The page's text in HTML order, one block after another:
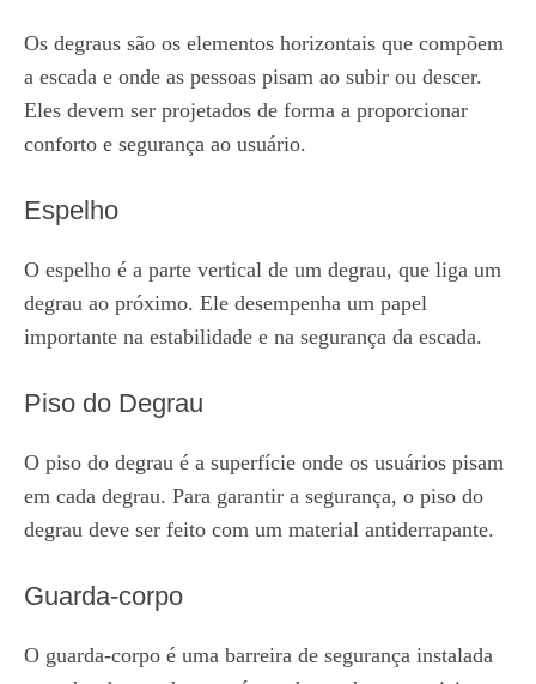
Os degraus são os elementos horizontais que compõem
a escada e onde as pessoas pisam ao subir ou descer.
Eles devem ser projetados de forma a proporcionar
conforto e segurança ao usuário.
Espelho
O espelho é a parte vertical de um degrau, que liga um
degrau ao próximo. Ele desempenha um papel
importante na estabilidade e na segurança da escada.
Piso do Degrau
O piso do degrau é a superfície onde os usuários pisam
em cada degrau. Para garantir a segurança, o piso do
degrau deve ser feito com um material antiderrapante.
Guarda-corpo
O guarda-corpo é uma barreira de segurança instalada